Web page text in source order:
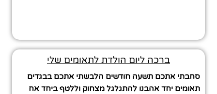
ברכה ליום הולדת לתאומים שלי
סחבתי אתכם תשעה חודשים הלבשתי אתכם בבגדים
תאומים יחד אהבנו להתגלגל מצחוק וללטף ביחד אח